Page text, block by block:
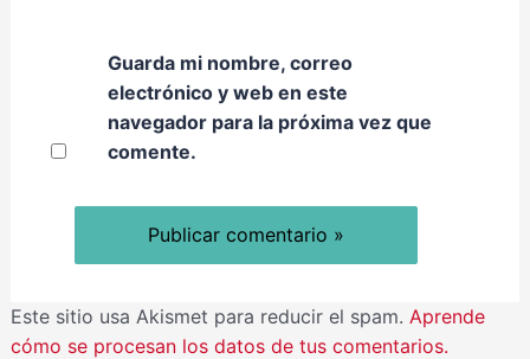
Guarda mi nombre, correo
electrónico y web en este
navegador para la próxima vez que
comente.
Este sitio usa Akismet para reducir el spam. Aprende
cómo se procesan los datos de tus comentarios.